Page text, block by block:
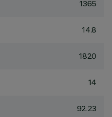
1365
14.8
1820
14
92.23